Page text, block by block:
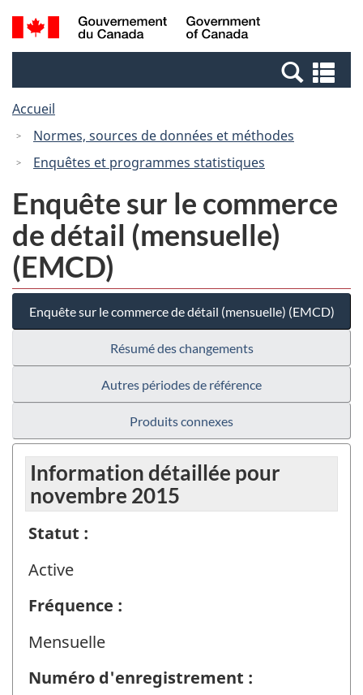
Passer
au
Passer
à
Canada
Recherche
et
et
Accueil
Normes, sources de données et méthodes
Enquêtes et programmes statistiques
Enquête sur le commerce
de détail (mensuelle)
(EMCD)
Enquête sur le commerce de détail (mensuelle) (EMCD)
Résumé des changements
Autres périodes de référence
Produits connexes
Information détaillée pour
novembre 2015
Statut :
Active
Fréquence :
Mensuelle
Numéro d'enregistrement :